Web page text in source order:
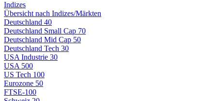
Indizes
Übersicht nach Indizes/Märkten
Deutschland 40
Deutschland Small Cap 70
Deutschland Mid Cap 50
Deutschland Tech 30
USA Industrie 30
USA 500
US Tech 100
Eurozone 50
FTSE-100